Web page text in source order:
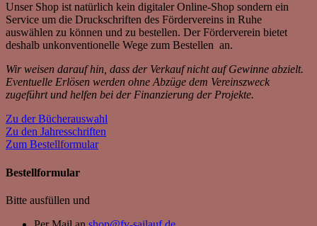
Unser Shop ist natürlich kein digitaler Online-Shop sondern ein
Service um die Druckschriften des Fördervereins in Ruhe
auswählen zu können und zu bestellen. Der Förderverein bietet
deshalb unkonventionelle Wege zum Bestellen an.
Wir weisen darauf hin, dass der Verkauf nicht auf Gewinne abzielt.
Eventuelle Erlösen werden ohne Abzüge dem Vereinszweck
zugeführt und helfen bei der Finanzierung der Projekte.
Zu der Bücherauswahl
Zu den Jahresschriften
Zum Bestellformular
Bestellformular
Bitte ausfüllen und